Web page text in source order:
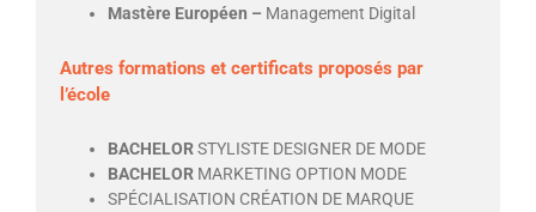
Mastère Européen – Management Digital
Autres formations et certificats proposés par
l’école
BACHELORSTYLISTE DESIGNER DE MODE
BACHELOR MARKETING OPTION MODE
SPÉCIALISATION CRÉATION DE MARQUE